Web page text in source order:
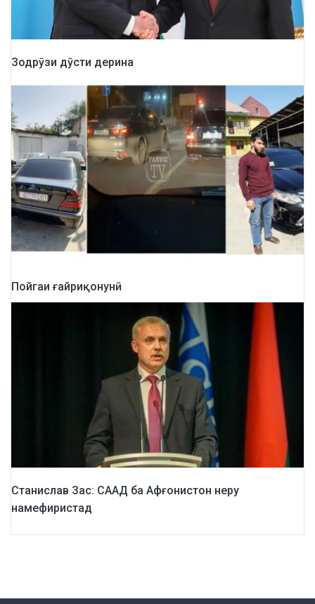
Зодрӯзи дӯсти дерина
Пойгаи ғайриқонунӣ
Станислав Зас: СААД ба Афғонистон неру
намефиристад